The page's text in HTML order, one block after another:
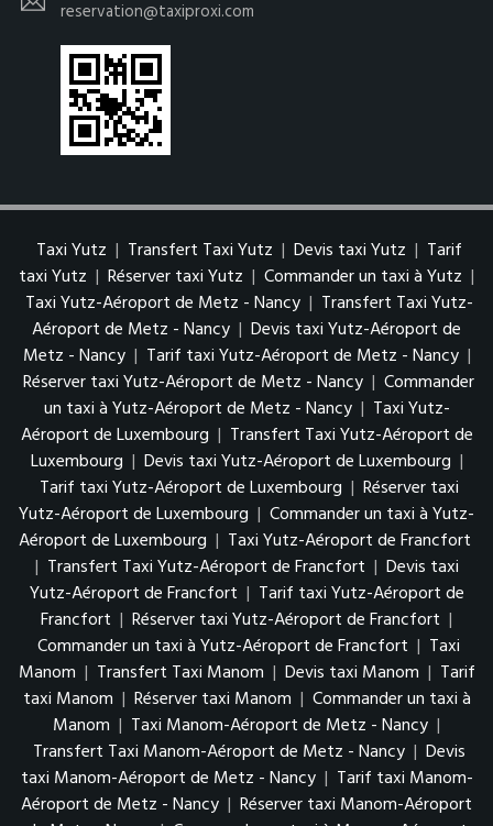
reservation@taxiproxi.com
Taxi Yutz | Transfert Taxi Yutz | Devis taxi Yutz | Tarif
taxi Yutz | Réserver taxi Yutz | Commander un taxi à Yutz |
Taxi Yutz-Aéroport de Metz - Nancy | Transfert Taxi Yutz-
Aéroport de Metz - Nancy | Devis taxi Yutz-Aéroport de
Metz - Nancy | Tarif taxi Yutz-Aéroport de Metz - Nancy |
Réserver taxi Yutz-Aéroport de Metz - Nancy | Commander
un taxi à Yutz-Aéroport de Metz - Nancy | Taxi Yutz-
Aéroport de Luxembourg | Transfert Taxi Yutz-Aéroport de
Luxembourg | Devis taxi Yutz-Aéroport de Luxembourg |
Tarif taxi Yutz-Aéroport de Luxembourg | Réserver taxi
Yutz-Aéroport de Luxembourg | Commander un taxi à Yutz-
Aéroport de Luxembourg | Taxi Yutz-Aéroport de Francfort
| Transfert Taxi Yutz-Aéroport de Francfort | Devis taxi
Yutz-Aéroport de Francfort | Tarif taxi Yutz-Aéroport de
Francfort | Réserver taxi Yutz-Aéroport de Francfort |
Commander un taxi à Yutz-Aéroport de Francfort | Taxi
Manom | Transfert Taxi Manom | Devis taxi Manom | Tarif
taxi Manom | Réserver taxi Manom | Commander un taxi à
Manom | Taxi Manom-Aéroport de Metz - Nancy |
Transfert Taxi Manom-Aéroport de Metz - Nancy | Devis
taxi Manom-Aéroport de Metz - Nancy | Tarif taxi Manom-
Aéroport de Metz - Nancy | Réserver taxi Manom-Aéroport